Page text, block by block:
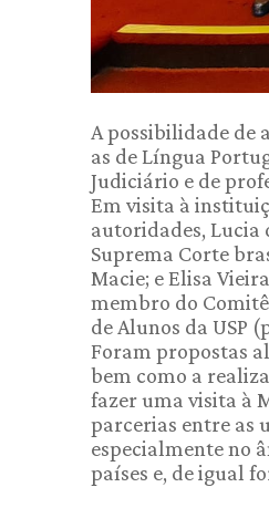
A possibilidade de
as de Língua
Judiciário e de
Em visita à
autoridades, Lucia
Suprema Corte
Macie; e Elisa
membro do
de Alunos da USP
Foram propostas
bem como a
fazer uma visita à
parcerias entre as
especialmente no
países e, de igual